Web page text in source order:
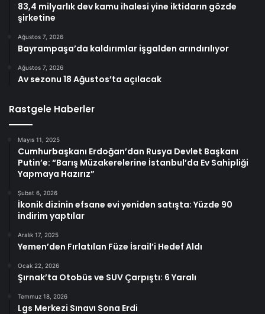
83,4 milyarlık dev kamu ihalesi yine iktidarın gözde
şirketine
Ağustos 7, 2026
Bayrampaşa’da kaldırımlar işgalden arındırılıyor
Ağustos 7, 2026
Av sezonu 18 Ağustos’ta açılacak
Rastgele Haberler
Mayıs 11, 2025
Cumhurbaşkanı Erdoğan’dan Rusya Devlet Başkanı
Putin’e: “Barış Müzakerelerine İstanbul’da Ev Sahipliği
Yapmaya Hazırız”
Şubat 6, 2026
İkonik dizinin efsane evi yeniden satışta: Yüzde 90
indirim yaptılar
Aralık 17, 2025
Yemen’den Fırlatılan Füze İsrail’i Hedef Aldı
Ocak 22, 2026
Şırnak’ta Otobüs ve SUV Çarpıştı: 6 Yaralı
Temmuz 18, 2026
Lgs Merkezi Sınavı Sona Erdi